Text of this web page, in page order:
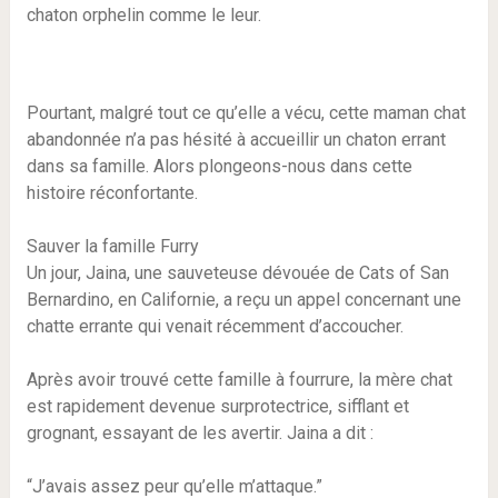
chaton orphelin comme le leur.
Pourtant, malgré tout ce qu’elle a vécu, cette maman chat
abandonnée n’a pas hésité à accueillir un chaton errant
dans sa famille. Alors plongeons-nous dans cette
histoire réconfortante.
Sauver la famille Furry
Un jour, Jaina, une sauveteuse dévouée de Cats of San
Bernardino, en Californie, a reçu un appel concernant une
chatte errante qui venait récemment d’accoucher.
Après avoir trouvé cette famille à fourrure, la mère chat
est rapidement devenue surprotectrice, sifflant et
grognant, essayant de les avertir. Jaina a dit :
“J’avais assez peur qu’elle m’attaque.”